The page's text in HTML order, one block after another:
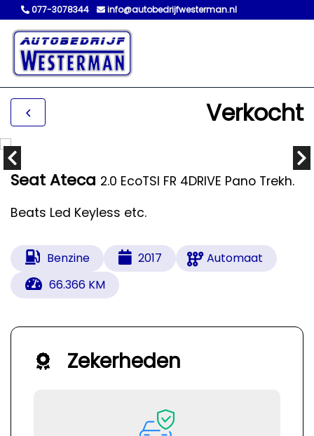
077-3078344 info@autobedrijfwesterman.nl
Verkocht
Seat Ateca 2.0 EcoTSI FR 4DRIVE Pano Trekh.
Beats Led Keyless etc.
Benzine 2017
Automaat
66.366 KM
Zekerheden